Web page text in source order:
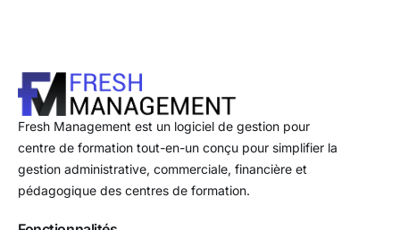
Fresh Management est un logiciel de gestion pour
centre de formation tout-en-un conçu pour simplifier la
gestion administrative, commerciale, financière et
pédagogique des centres de formation.